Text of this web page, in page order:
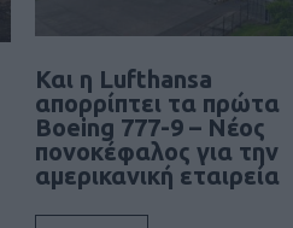
Και η Lufthansa
απορρίπτει τα πρώτα
Boeing 777-9 – Νέος
πονοκέφαλος για την
αμερικανική εταιρεία